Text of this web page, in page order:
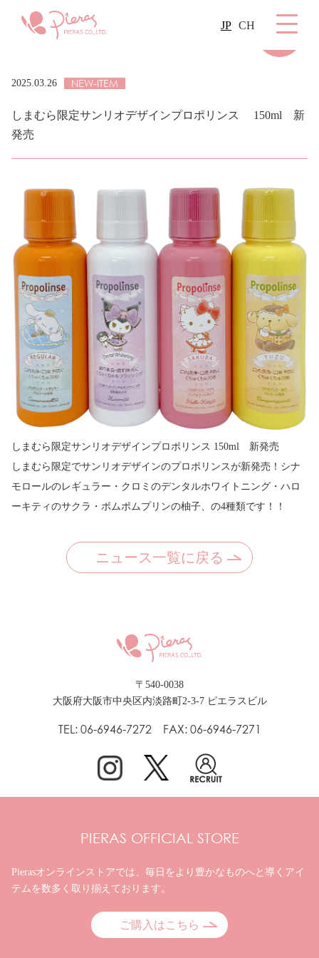
JP CH
2025.03.26 NEW-ITEM
しまむら限定サンリオデザインプロポリンス 150ml 新
発売
しまむら限定サンリオデザインプロポリンス 150ml 新発売
しまむら限定でサンリオデザインのプロポリンスが新発売！シナ
モロールのレギュラー・クロミのデンタルホワイトニング・ハロ
ーキティのサクラ・ポムポムプリンの柚子、の4種類です！！
ニュース一覧に戻る
〒540-0038
大阪府大阪市中央区内淡路町2-3-7 ピエラスビル
TEL: 06-6946-7272 FAX: 06-6946-7271
PIERAS OFFICIAL STORE
Pierasオンラインストアでは、毎日をより豊かなものへと 導くアイ
テムを数多く取り揃えております。
ご購入はこちら